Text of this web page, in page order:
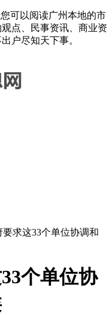
可以阅读广州本地的市
点、民事资讯、商业资
户尽知天下事。
求这33个单位协调和
个单位协